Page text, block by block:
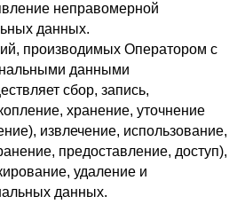
неправомерной
данных.
производимых Оператором с
данными
сбор, запись,
хранение, уточнение
извлечение, использование,
предоставление, доступ),
удаление и
данных.